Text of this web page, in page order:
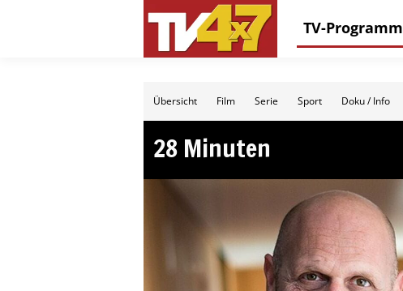
TV-Programm
Übersicht Film Serie Sport Doku / Info
28 Minuten